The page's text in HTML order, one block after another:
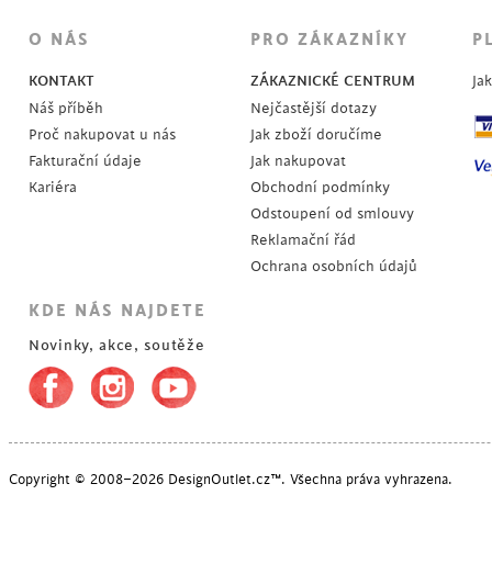
O NÁS
KONTAKT
Náš příběh
Proč nakupovat u nás
Fakturační údaje
Kariéra
PRO ZÁKAZNÍKY
ZÁKAZNICKÉ CENTRUM
Nejčastější dotazy
Jak zboží doručíme
Jak nakupovat
Obchodní podmínky
Odstoupení od smlouvy
Reklamační řád
Ochrana osobních údajů
KDE NÁS NAJDETE
Novinky, akce, soutěže
Copyright © 2008–2026 DesignOutlet.cz™. Všechna práva vyhrazena.